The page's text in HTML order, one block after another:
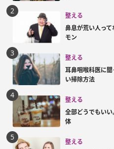
整える
鼻息が荒い人っ
モン
整える
耳鼻咽喉科医に
い掃除方法
整える
全部どうでもい
体
整える